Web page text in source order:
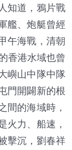
知道，鴉片戰
艦、炮艇曾經
午海戰，清朝
香港水域也曾
嶼山中隊中隊
門開闢新的根
間的海域時，
火力、船速，
擊沉，劉春祥